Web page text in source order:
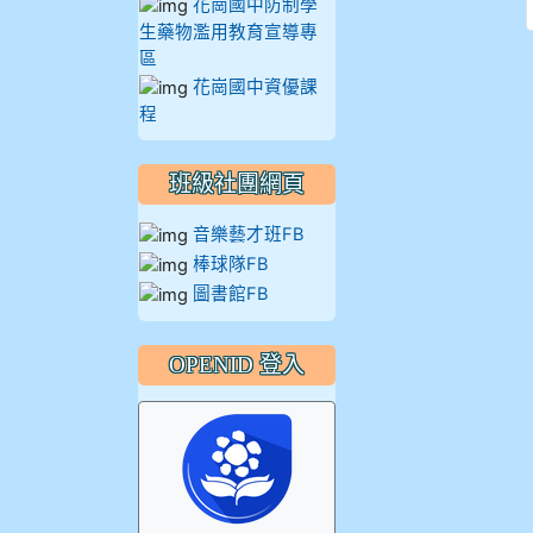
花崗國中防制學
生藥物濫用教育宣導專
區
花崗國中資優課
程
班級社團網頁
音樂藝才班FB
棒球隊FB
圖書館FB
OPENID 登入